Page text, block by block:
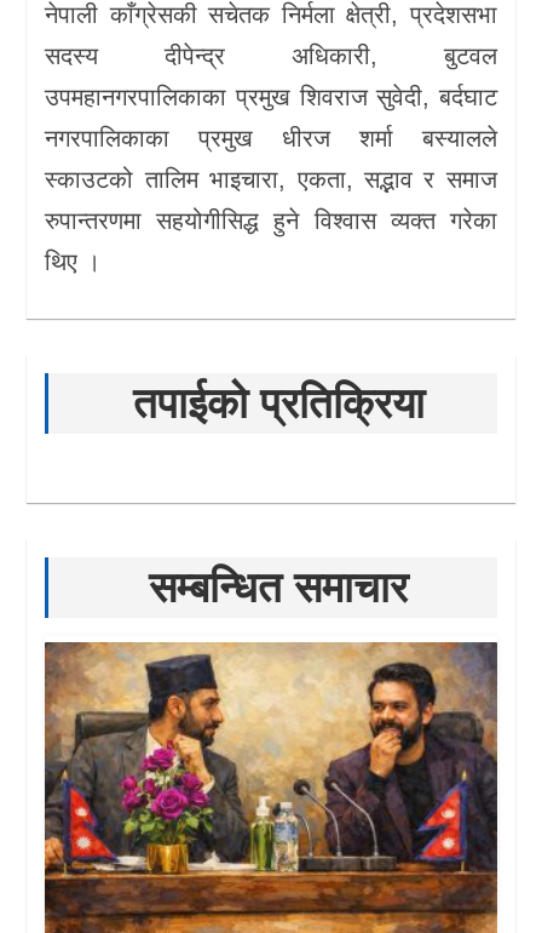
नेपाली काँग्रेसकी सचेतक निर्मला क्षेत्री, प्रदेशसभा
सदस्य दीपेन्द्र अधिकारी, बुटवल
उपमहानगरपालिकाका प्रमुख शिवराज सुवेदी, बर्दघाट
नगरपालिकाका प्रमुख धीरज शर्मा बस्यालले
स्काउटको तालिम भाइचारा, एकता, सद्भाव र समाज
रुपान्तरणमा सहयोगीसिद्ध हुने विश्वास व्यक्त गरेका
थिए ।
तपाईको प्रतिक्रिया
सम्बन्धित समाचार